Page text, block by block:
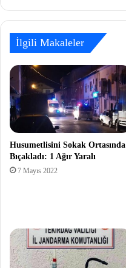
İlgili Makaleler
Husumetlisini Sokak Ortasında
Bıçakladı: 1 Ağır Yaralı
7 Mayıs 2022